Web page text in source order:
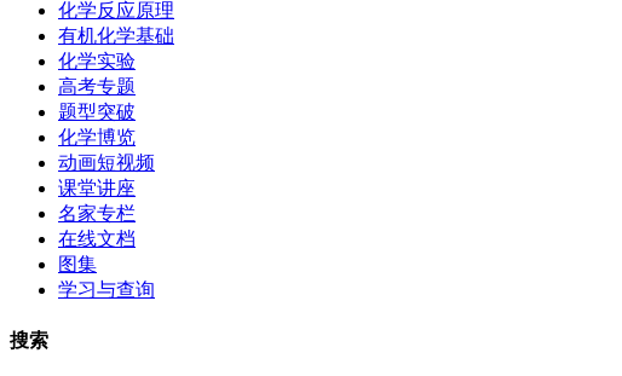
化学反应原理
有机化学基础
化学实验
高考专题
题型突破
化学博览
动画短视频
课堂讲座
名家专栏
在线文档
图集
学习与查询
搜索